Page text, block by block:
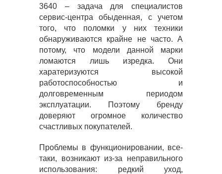
3640 – задача для специалистов
сервис-центра обыденная, с учетом
того, что поломки у них техники
обнаруживаются крайне не часто. А
потому, что модели данной марки
ломаются лишь изредка. Они
харатеризуются высокой
работоспособностью и
долговременным периодом
эксплуатации. Поэтому бренду
доверяют огромное количество
счастливых покупателей.
Проблемы в функционировании, все-
таки, возникают из-за неправильного
использования: редкий уход,